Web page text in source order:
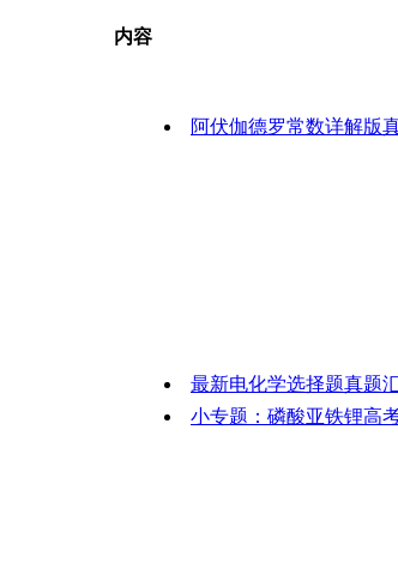
内容
阿伏伽德罗常数详解版
最新电化学选择题真题
小专题：磷酸亚铁锂高